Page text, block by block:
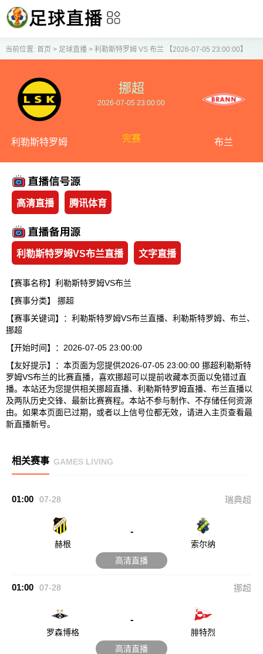
当前位置: 首页 > 足球直播> 利勒斯特罗姆 VS 布兰 【2026-07-05 23:00:00】
利勒斯特罗姆
挪超
2026-07-05 23:00:00
完赛 布兰
高清直播 腾讯体育
利勒斯特罗姆VS布兰直播 文字直播
【赛事名称】利勒斯特罗姆VS布兰
【赛事分类】 挪超
【赛事关键词】：利勒斯特罗姆VS布兰直播、利勒斯特罗姆、布兰、
挪超
【开始时间】：2026-07-05 23:00:00
【友好提示】：本页面为您提供2026-07-05 23:00:00 挪超利勒斯特
罗姆VS布兰的比赛直播，喜欢挪超可以提前收藏本页面以免错过直
播。本站还为您提供相关挪超直播、利勒斯特罗姆直播、布兰直播以
及两队历史交锋、最新比赛赛程。本站不参与制作、不存储任何资源
由。如果本页面已过期，或者以上信号位都无效，请进入主页查看最
新直播新号。
相关赛事 GAMES LIVING
01:00 07-28 瑞典超
赫根
-
索尔纳
高清直播
01:00 07-28 挪超
罗森博格
-
腓特烈
高清直播